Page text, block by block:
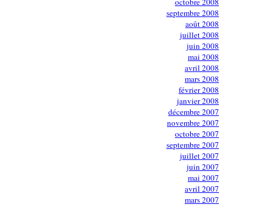
septembre 2008
août 2008
juillet 2008
juin 2008
mai 2008
avril 2008
mars 2008
février 2008
janvier 2008
décembre 2007
novembre 2007
octobre 2007
septembre 2007
juillet 2007
juin 2007
mai 2007
avril 2007
mars 2007